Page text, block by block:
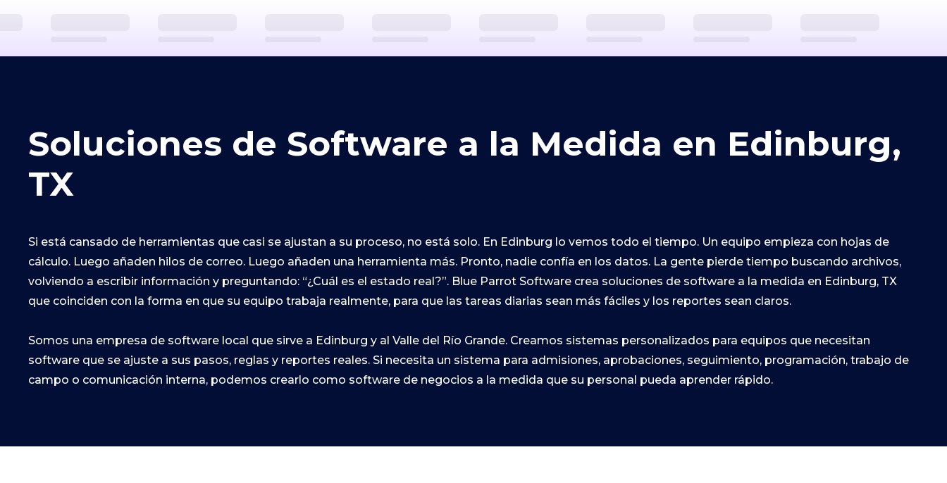
Soluciones de Software a la Medida en Edinburg,
TX
Si está cansado de herramientas que casi se ajustan a su proceso, no está solo. En Edinburg lo vemos todo el tiempo. Un equipo empieza con hojas de
cálculo. Luego añaden hilos de correo. Luego añaden una herramienta más. Pronto, nadie confía en los datos. La gente pierde tiempo buscando archivos,
volviendo a escribir información y preguntando: “¿Cuál es el estado real?”. Blue Parrot Software crea soluciones de software a la medida en Edinburg, TX
que coinciden con la forma en que su equipo trabaja realmente, para que las tareas diarias sean más fáciles y los reportes sean claros.
Somos una empresa de software local que sirve a Edinburg y al Valle del Río Grande. Creamos sistemas personalizados para equipos que necesitan
software que se ajuste a sus pasos, reglas y reportes reales. Si necesita un sistema para admisiones, aprobaciones, seguimiento, programación, trabajo de
campo o comunicación interna, podemos crearlo como software de negocios a la medida que su personal pueda aprender rápido.